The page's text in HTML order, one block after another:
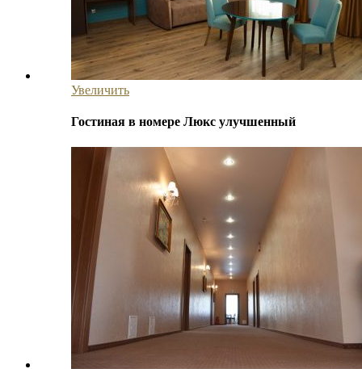
Увеличить
Гостиная в номере Люкс улучшенный